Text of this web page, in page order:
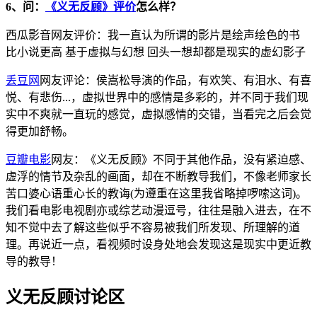
6、问： 《义无反顾》评价怎么样？
西瓜影音网友评价：我一直认为所谓的影片是绘声绘色的书
比小说更高 基于虚拟与幻想 回头一想却都是现实的虚幻影子
丢豆网 网友评论：侯嵩松导演的作品，有欢笑、有泪水、有喜
悦、有悲伤...，虚拟世界中的感情是多彩的，并不同于我们现
实中不爽就一直玩的感觉，虚拟感情的交错，当看完之后会觉
得更加舒畅。
豆瓣电影网友：《义无反顾》不同于其他作品，没有紧迫感、
虚浮的情节及杂乱的画面，却在不断教导我们，不像老师家长
苦口婆心语重心长的教诲(为遵重在这里我省略掉啰嗦这词)。
我们看电影电视剧亦或综艺动漫逗号，往往是融入进去，在不
知不觉中去了解这些似乎不容易被我们所发现、所理解的道
理。再说近一点，看视频时设身处地会发现这是现实中更近教
导的教导！
义无反顾讨论区